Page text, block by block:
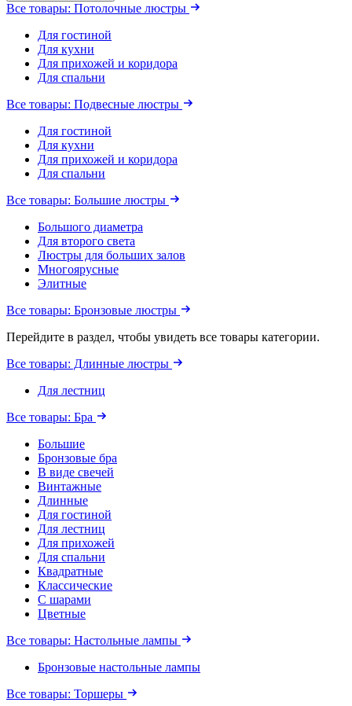
Все товары: Потолочные люстры
Для гостиной
Для кухни
Для прихожей и коридора
Для спальни
Все товары: Подвесные люстры
Для гостиной
Для кухни
Для прихожей и коридора
Для спальни
Все товары: Большие люстры
Большого диаметра
Для второго света
Люстры для больших залов
Многоярусные
Элитные
Все товары: Бронзовые люстры
Перейдите в раздел, чтобы увидеть все товары категории.
Все товары: Длинные люстры
Для лестниц
Все товары: Бра
Большие
Бронзовые бра
В виде свечей
Винтажные
Длинные
Для гостиной
Для лестниц
Для прихожей
Для спальни
Квадратные
Классические
С шарами
Цветные
Все товары: Настольные лампы
Бронзовые настольные лампы
Все товары: Торшеры